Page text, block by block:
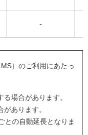
-
）のご利用にあたっ
場合があります。
あります。
との自動延長となりま